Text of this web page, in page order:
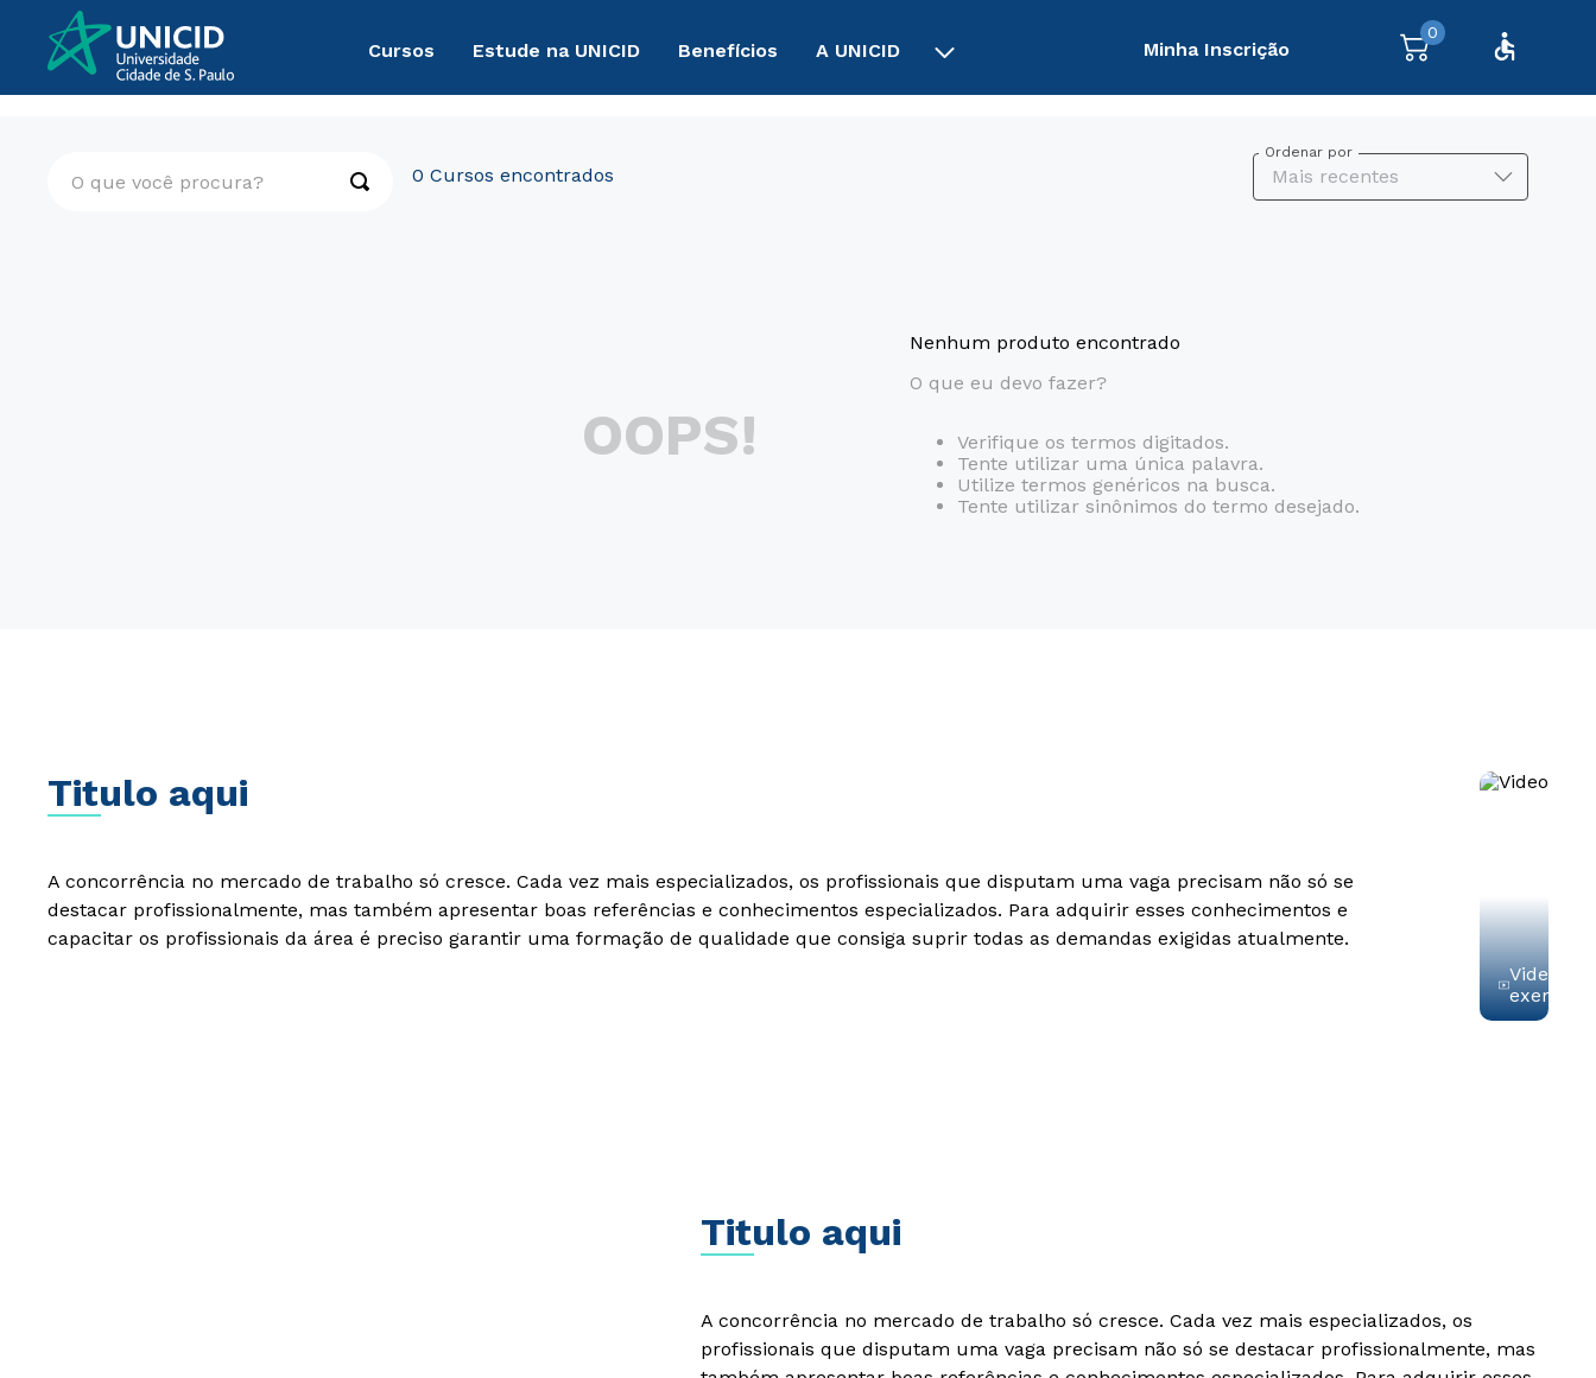
Cursos Estude na UNICID Benefícios A UNICID Minha Inscrição
0
0
Ordenar por
Mais recentes
OOPS!
Nenhum produto encontrado
O que eu devo fazer?
Verifique os termos digitados.
Tente utilizar uma única palavra.
Utilize termos genéricos na busca.
Tente utilizar sinônimos do termo desejado.
Titulo aqui
Video de
exemplo
A concorrência no mercado de trabalho só cresce. Cada vez mais especializados, os profissionais que disputam uma vaga precisam não só se
destacar profissionalmente, mas também apresentar boas referências e conhecimentos especializados. Para adquirir esses conhecimentos e
capacitar os profissionais da área é preciso garantir uma formação de qualidade que consiga suprir todas as demandas exigidas atualmente.
Titulo aqui
A concorrência no mercado de trabalho só cresce. Cada vez mais especializados, os
profissionais que disputam uma vaga precisam não só se destacar profissionalmente, mas